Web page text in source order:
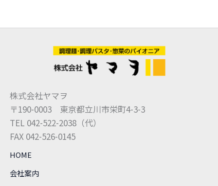
株式会社ヤマヲ
〒190-0003 東京都立川市栄町4-3-3
TEL 042-522-2038（代）
FAX 042-526-0145
HOME
会社案内